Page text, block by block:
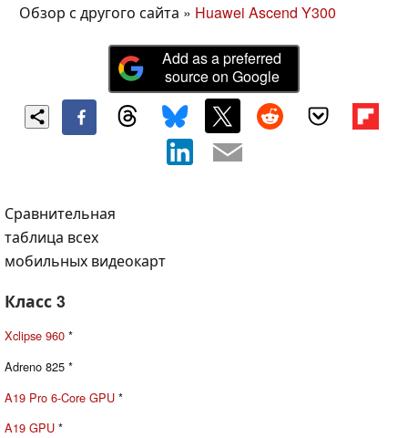
Обзор с другого сайта » Huawei Ascend Y300
Add as a preferred
source on Google
Сравнительная
таблица всех
мобильных видеокарт
Класс 3
Xclipse 960 *
Adreno 825 *
A19 Pro 6-Core GPU *
A19 GPU *